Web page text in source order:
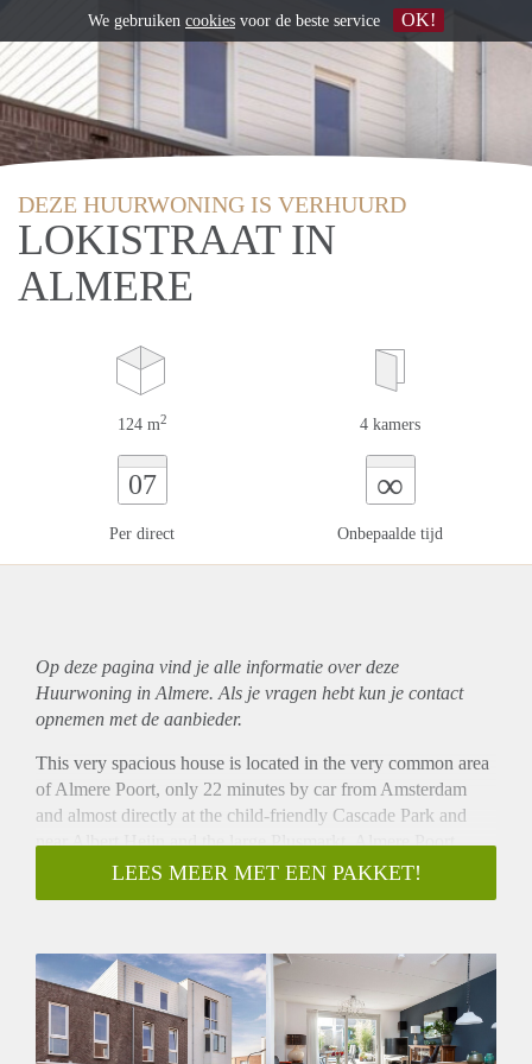
DEZE HUURWONING IS VERHUURD
LOKISTRAAT IN
ALMERE
124 m2 4 kamers
07
Per direct
∞
Onbepaalde tijd
Op deze pagina vind je alle informatie over deze
Huurwoning in Almere. Als je vragen hebt kun je contact
opnemen met de aanbieder.
This very spacious house is located in the very common area
of Almere Poort, only 22 minutes by car from Amsterdam
and almost directly at the child-friendly Cascade Park and
near Albert Heijn and the large Plusmarkt. Almere Poort
borders the beaches of the IJmeer and the forests of
Pampushout. In addition, the district has its own station with
This recent house is luxuriously finished with a beautiful
complete kitchen, 3 large bedrooms and two bathrooms and a
sunny, maintenance-free garden on the south and an extra
large storage room. The top floor of the house is also
LEES MEER MET EEN PAKKET!
We gebruiken cookies voor de beste service OK!